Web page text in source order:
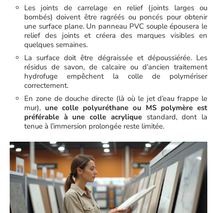
Les joints de carrelage en relief (joints larges ou
bombés) doivent être ragréés ou poncés pour obtenir
une surface plane. Un panneau PVC souple épousera le
relief des joints et créera des marques visibles en
quelques semaines.
La surface doit être dégraissée et dépoussiérée. Les
résidus de savon, de calcaire ou d’ancien traitement
hydrofuge empêchent la colle de polymériser
correctement.
En zone de douche directe (là où le jet d’eau frappe le
mur), une colle polyuréthane ou MS polymère est
préférable à une colle acryliquestandard, dont la
tenue à l’immersion prolongée reste limitée.